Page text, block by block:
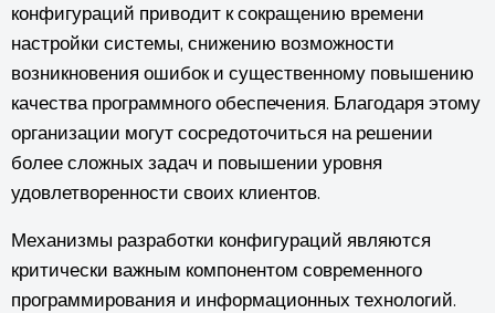
конфигураций приводит к сокращению времени
настройки системы, снижению возможности
возникновения ошибок и существенному повышению
качества программного обеспечения. Благодаря этому
организации могут сосредоточиться на решении
более сложных задач и повышении уровня
удовлетворенности своих клиентов.
Механизмы разработки конфигураций являются
критически важным компонентом современного
программирования и информационных технологий.